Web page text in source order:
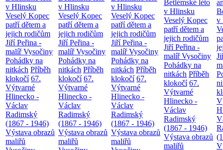
v Hlinsku
Veselý Kopec
patří dětem a
jejich rodičům
Jiří Peřina -
malíř Vysočiny
Pohádky na
nitkách Příběh
klokočí 67.
Výtvarné
Hlinecko -
Václav
Radimský
(1867 - 1946)
Výstava obrazů
maliřů
v Hlinsku
Veselý Kopec
patří dětem a
jejich rodičům
Jiří Peřina -
malíř Vysočiny
Pohádky na
nitkách Příběh
klokočí 67.
Výtvarné
Hlinecko -
Václav
Radimský
(1867 - 1946)
Výstava obrazů
maliřů
v Hlinsku
Veselý Kopec
patří dětem a
jejich rodičům
Jiří Peřina -
malíř Vysočiny
Pohádky na
nitkách Příběh
klokočí 67.
Výtvarné
Hlinecko -
Václav
Radimský
(1867 - 1946)
Výstava obrazů
maliřů
Betlémské léto
v Hlinsku
Veselý Kopec
patří dětem a
jejich rodičům
Jiří Peřina -
malíř Vysočiny
Pohádky na
nitkách Příběh
klokočí 67.
Výtvarné
Hlinecko -
Václav
Radimský
(1867 - 1946)
Výstava obrazů
maliřů
v